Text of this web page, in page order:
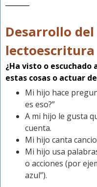
Desarrollo
lectoescritura
¿Ha visto o escuchado
estas cosas o actuar
Mi hijo hace
es eso?”
A mi hijo le gusta
cuenta.
Mi hijo canta
Mi hijo usa
o acciones (por
azul”).